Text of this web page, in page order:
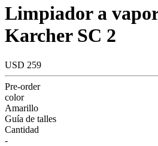
Limpiador a
Karcher SC 2
USD 259
Pre-order
color
Amarillo
Guía de talles
Cantidad
-